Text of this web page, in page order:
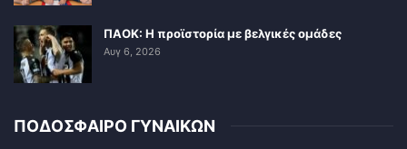
ΠΑΟΚ: Η προϊστορία με βελγικές ομάδες
Αυγ 6, 2026
ΠΟΔΟΣΦΑΙΡΟ ΓΥΝΑΙΚΩΝ